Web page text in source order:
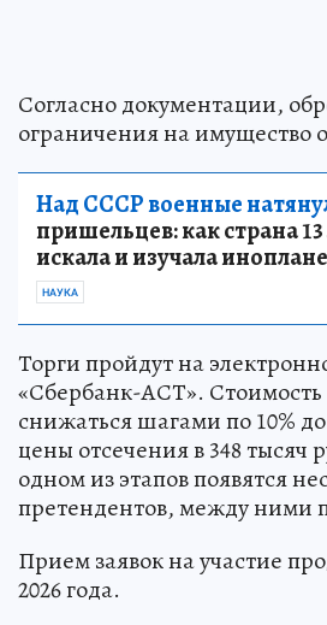
Согласно документации,
ограничения на имущество
Над СССР военные
пришельцев: как страна
искала и изучала
НАУКА
Торги пройдут на
«Сбербанк-АСТ». Стоимость
снижаться шагами по 10%
цены отсечения в 348 тысяч
одном из этапов появятся
претендентов, между ними
Прием заявок на участие
2026 года.